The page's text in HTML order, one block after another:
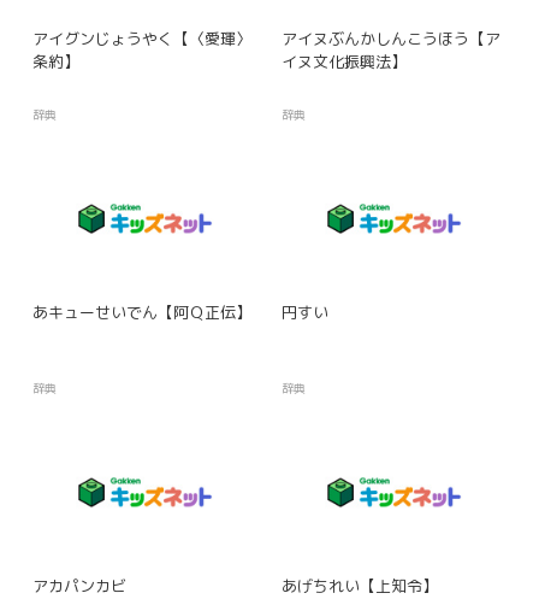
アイグンじょうやく【〈愛琿〉
条約】
辞典
アイヌぶんかしんこうほう【ア
イヌ文化振興法】
辞典
あキューせいでん【阿Ｑ正伝】
辞典
円すい
辞典
アカパンカビ あげちれい【上知令】